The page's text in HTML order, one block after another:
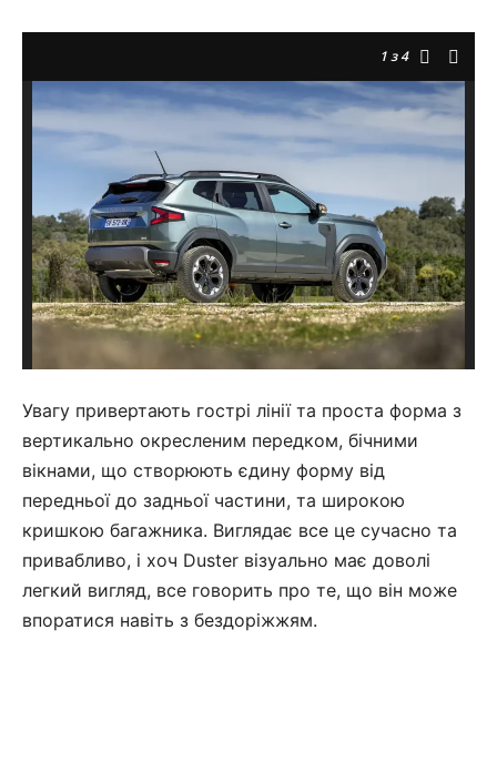
1з 4
Увагу привертають гострі лінії та проста форма з
вертикально окресленим передком, бічними
вікнами, що створюють єдину форму від
передньої до задньої частини, та широкою
кришкою багажника. Виглядає все це сучасно та
привабливо, і хоч Duster візуально має доволі
легкий вигляд, все говорить про те, що він може
впоратися навіть з бездоріжжям.